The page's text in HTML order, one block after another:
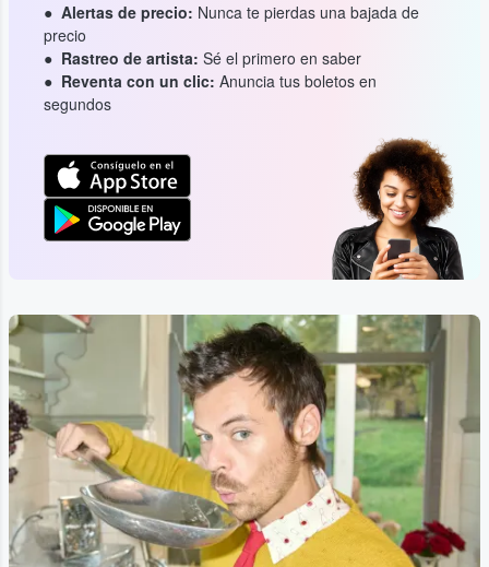
Alertas de precio: Nunca te pierdas una bajada de
precio
Rastreo de artista: Sé el primero en saber
Reventa con un clic: Anuncia tus boletos en
segundos